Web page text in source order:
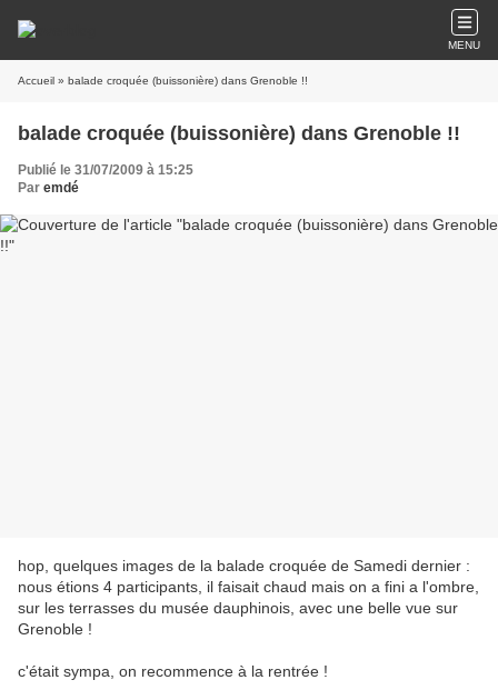
MENU
Accueil » balade croquée (buissonière) dans Grenoble !!
balade croquée (buissonière) dans Grenoble !!
Publié le 31/07/2009 à 15:25
Par emdé
hop, quelques images de la balade croquée de Samedi dernier :
nous étions 4 participants, il faisait chaud mais on a fini a l'ombre,
sur les terrasses du musée dauphinois, avec une belle vue sur
Grenoble !
c'était sympa, on recommence à la rentrée !